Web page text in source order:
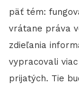
päť tém:
vrátane práva
zdieľania
vypracovali
prijatých. Tie